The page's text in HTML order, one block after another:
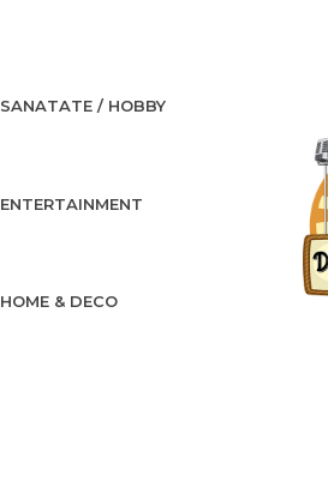
SANATATE / HOBBY
ENTERTAINMENT
HOME & DECO